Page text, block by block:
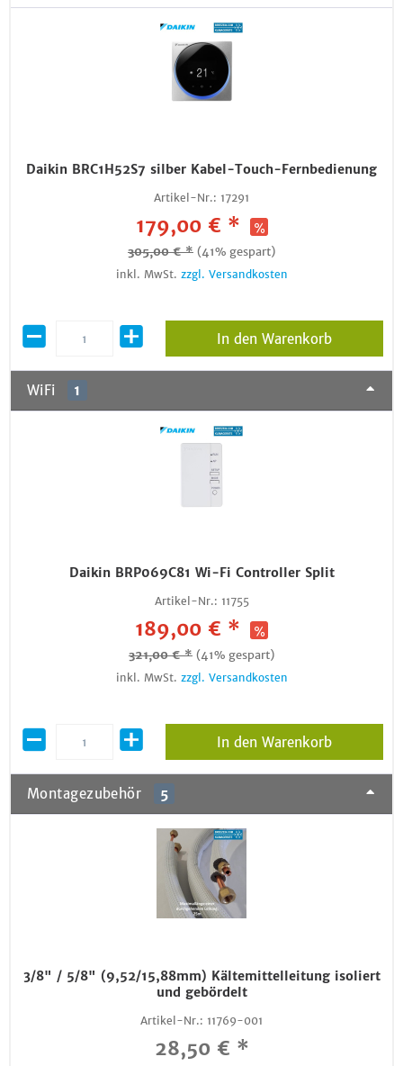
Daikin BRC1H52S7 silber Kabel-Touch-Fernbedienung
Artikel-Nr.: 17291
179,00 € *
305,00 € * (41% gespart)
inkl. MwSt. zzgl. Versandkosten
In den Warenkorb
WiFi 1
Daikin BRP069C81 Wi-Fi Controller Split
Artikel-Nr.: 11755
189,00 € *
321,00 € * (41% gespart)
inkl. MwSt. zzgl. Versandkosten
In den Warenkorb
Montagezubehör 5
3/8" / 5/8" (9,52/15,88mm) Kältemittelleitung isoliert
und gebördelt
Artikel-Nr.: 11769-001
28,50 € *